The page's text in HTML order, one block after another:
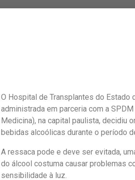
O Hospital de Transplantes do Estado
administrada em parceria com a
Medicina), na capital paulista, decidiu
bebidas alcoólicas durante o período
A ressaca pode e deve ser evitada,
do álcool costuma causar problemas
sensibilidade à luz.